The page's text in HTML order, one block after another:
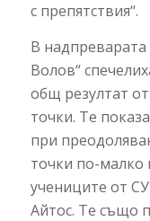
с препятствия“.
В
Волов“
общ резултат
точки. Те
при
точки по-малко
учениците от
Айтос. Те също